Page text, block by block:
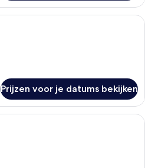
Prijzen voor je datums bekijken